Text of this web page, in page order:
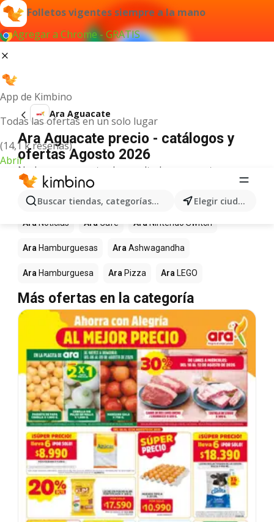
Folletos vigentes siempre a la mano
Agregar a Chrome - GRATIS
App de Kimbino
Todas las ofertas en un solo lugar
(14,1 k reseñas)
Abrir
Buscar tiendas, categorías, productos... Elegir ciudad
Ara Aguacate
Ara Aguacate precio - catálogos y
ofertas Agosto 2026
No hemos encontrado resultados para este
término.
Más productos en tiendas Ara
AraNoticias Ara Café AraNintendo Switch
Ara Hamburguesas Ara Ashwagandha
Ara Hamburguesa Ara Pizza Ara LEGO
Más ofertas en la categoría